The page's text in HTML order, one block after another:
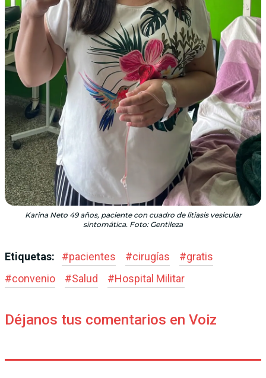
Karina Neto 49 años, paciente con cuadro de litiasis vesicular
sintomática. Foto: Gentileza
Etiquetas: #pacientes #cirugías #gratis
#convenio #Salud #Hospital Militar
Déjanos tus comentarios en Voiz